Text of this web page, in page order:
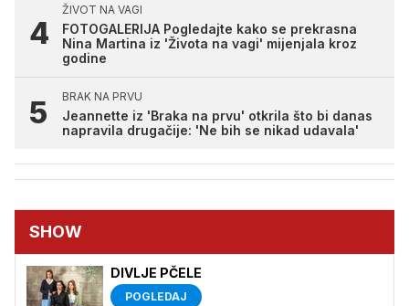
ŽIVOT NA VAGI
FOTOGALERIJA Pogledajte kako se prekrasna
Nina Martina iz 'Života na vagi' mijenjala kroz
godine
BRAK NA PRVU
Jeannette iz 'Braka na prvu' otkrila što bi danas
napravila drugačije: 'Ne bih se nikad udavala'
SHOW
DIVLJE PČELE
POGLEDAJ